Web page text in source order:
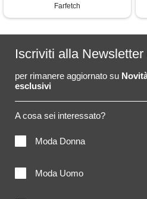
Farfetch
Iscriviti alla
per rimanere aggiornato su
esclusivi
A cosa sei interessato?
Moda Donna
Moda Uomo